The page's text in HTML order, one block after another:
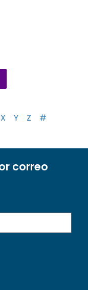
X Y Z #
correo